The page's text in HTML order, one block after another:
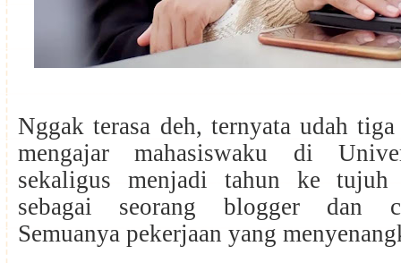
Nggak terasa deh, ternyata udah
mengajar mahasiswaku di
sekaligus menjadi tahun ke
sebagai seorang blogger dan
Semuanya pekerjaan yang